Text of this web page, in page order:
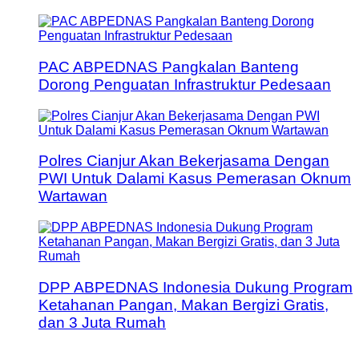
PAC ABPEDNAS Pangkalan Banteng
Dorong Penguatan Infrastruktur Pedesaan
Polres Cianjur Akan Bekerjasama Dengan
PWI Untuk Dalami Kasus Pemerasan Oknum
Wartawan
DPP ABPEDNAS Indonesia Dukung Program
Ketahanan Pangan, Makan Bergizi Gratis,
dan 3 Juta Rumah